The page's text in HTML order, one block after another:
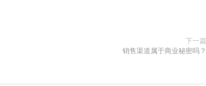
下一篇
销售渠道属于商业秘密吗？